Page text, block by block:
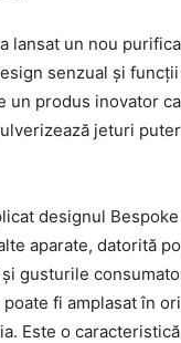
lansat un nou
senzual și
un produs inovator
jeturi
designul
aparate, datorită
gusturile
fi amplasat în
Este o